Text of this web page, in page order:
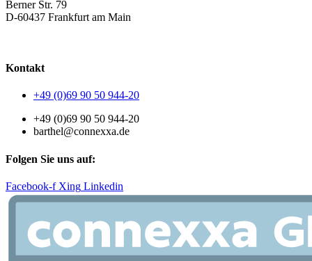
Berner Str. 79
D-60437 Frankfurt am Main
Kontakt
+49 (0)69 90 50 944-20
+49 (0)69 90 50 944-20
barthel@connexxa.de
Folgen Sie uns auf:
Facebook-f Xing Linkedin